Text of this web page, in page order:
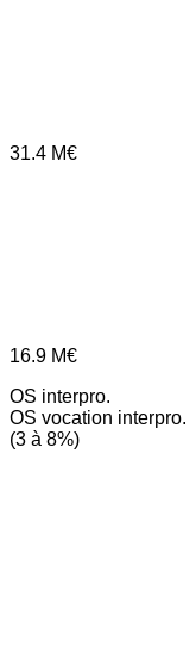
31.4 M€
16.9 M€
OS interpro.
OS vocation interpro.
(3 à 8%)